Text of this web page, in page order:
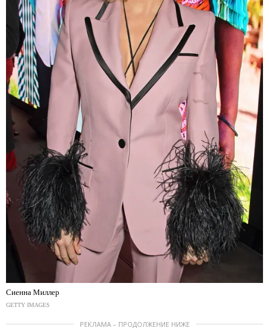
Сиенна Миллер
GETTY IMAGES
РЕКЛАМА – ПРОДОЛЖЕНИЕ НИЖЕ